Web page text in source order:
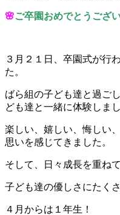
🌸ご卒園おめでとうござ
３月２１日、卒園式が行
た。
ばら組の子ども達と過ご
ども達と一緒に体験しまし
楽しい、嬉しい、悔しい
思いを感じてきました。
そして、日々成長を重ね
子ども達の優しさにたく
４月からは１年生！